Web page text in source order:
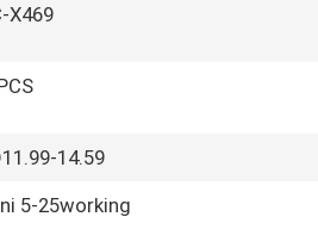
X469
14.59
5-25working